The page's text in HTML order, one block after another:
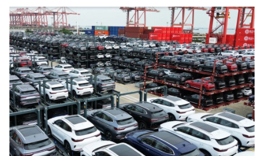
Cơ quan chủ quản: Bộ Xây dựng
Tổng biên tập:Nguyễn Thị Hồng Nga
Trưởng ban Ô tô - Xe máy:Nguyễn Tiến Mạnh
Giấy phép số: 03/GP-BC, cấp ngày 22/4/2025
Chuyên trang của Báo Xây dựng
Tòa soạn: Số 2 Nguyễn Công Hoan, phường Giảng Võ,
Hà Nội.